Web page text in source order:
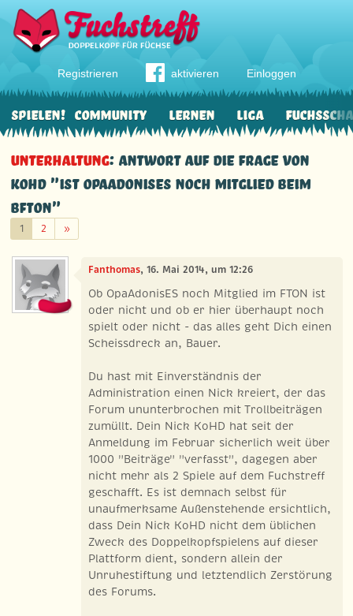
Registrieren aktivieren Einloggen
Community Lernen Liga
Spielen!
Unterhaltung: Antwort auf die Frage von
KoHD "Ist OpaAdonisES noch Mitglied beim
BFTON"
1 2 »Weiter
Fanthomas, 16. Mai 2014, um 12:26
Ob OpaAdonisES noch Mitglied im FTON ist
oder nicht und ob er hier überhaupt noch
spielt oder nicht - das alles geht Dich einen
Scheissdreck an, Bauer.
Du hast mit Einverständnis der
Administration einen Nick kreiert, der das
Forum ununterbrochen mit Trollbeiträgen
zumüllt. Dein Nick KoHD hat seit der
Anmeldung im Februar sicherlich weit über
1000 "Beiträge" "verfasst", dagegen aber
nicht mehr als 2 Spiele auf dem Fuchstreff
geschafft. Es ist demnach selbst für
unaufmerksame Außenstehende ersichtlich,
dass Dein Nick KoHD nicht dem üblichen
Zweck des Doppelkopfspielens auf dieser
Plattform dient, sondern allein der
Unruhestiftung und letztendlich Zerstörung
des Forums.